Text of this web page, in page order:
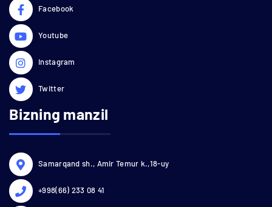
Facebook
Youtube
Instagram
Twitter
Bizning manzil
Samarqand sh., Amir Temur k.,18-uy
+998(66) 233 08 41